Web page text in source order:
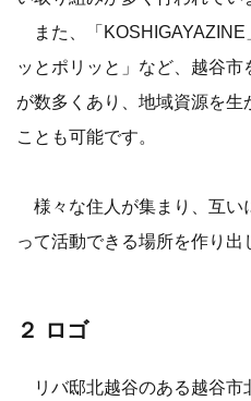
また、「KOSHIGAYAZINE
ッとポリッと」など、越谷
が数多くあり、地域資源を生
ことも可能です。
様々な住人が集まり、互い
って活動できる場所を作り出
２ ロゴ
リバ邸北越谷のある越谷市